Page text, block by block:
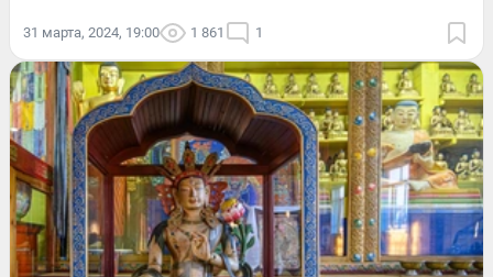
31 марта, 2024, 19:00 1 861 1